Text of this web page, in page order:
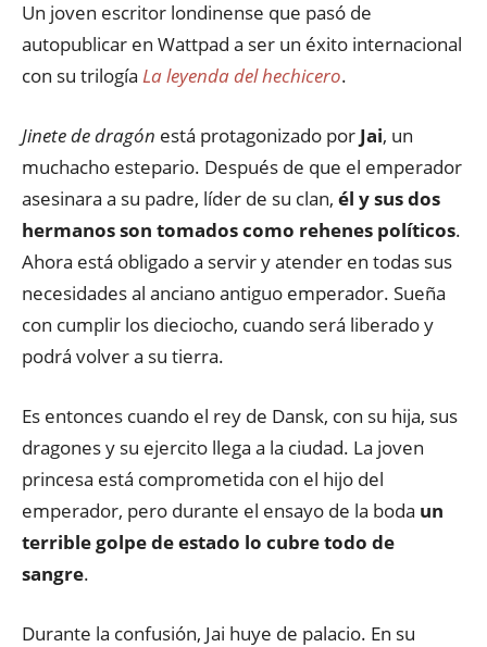
Un joven escritor londinense que pasó de
autopublicar en Wattpad a ser un éxito internacional
con su trilogía La leyenda del hechicero.
Jinete de dragón está protagonizado por Jai, un
muchacho estepario. Después de que el emperador
asesinara a su padre, líder de su clan, él y sus dos
hermanos son tomados como rehenes políticos.
Ahora está obligado a servir y atender en todas sus
necesidades al anciano antiguo emperador. Sueña
con cumplir los dieciocho, cuando será liberado y
podrá volver a su tierra.
Es entonces cuando el rey de Dansk, con su hija, sus
dragones y su ejercito llega a la ciudad. La joven
princesa está comprometida con el hijo del
emperador, pero durante el ensayo de la boda un
terrible golpe de estado lo cubre todo de
sangre.
Durante la confusión, Jai huye de palacio. En su